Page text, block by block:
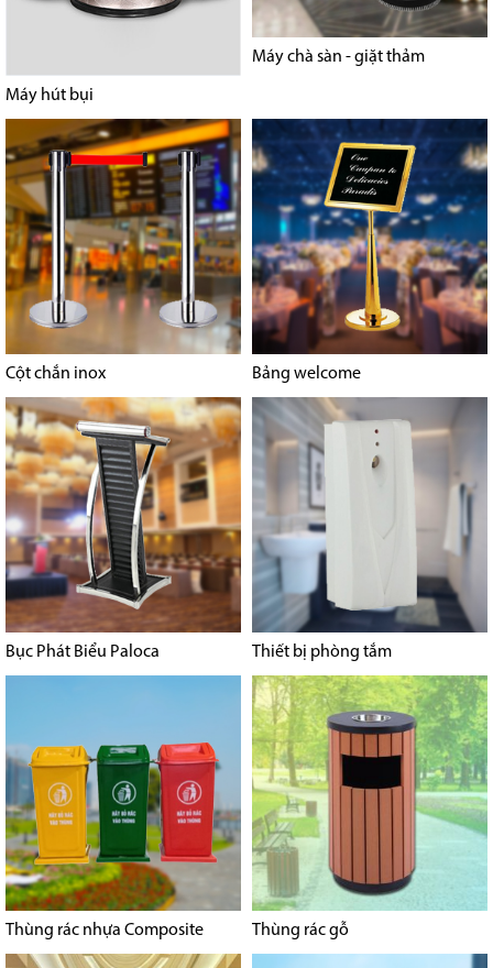
Máy hút bụi
Máy chà sàn - giặt thảm
Cột chắn inox Bảng welcome
Bục Phát Biểu Paloca Thiết bị phòng tắm
Thùng rác nhựa Composite Thùng rác gỗ